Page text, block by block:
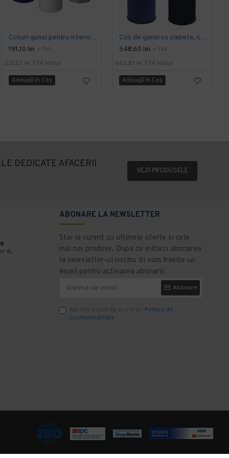
Cosuri gunoi pentru interior, metalice
191,10 lei + TVA
231,23 lei TVA inclus
Adaugă în Coş
Cos de gunoi cu clapeta, capacitate 55L
548,60 lei + TVA
663,81 lei TVA inclus
Adaugă în Coş
DEDICATE AFACERII
VEZI PRODUSELE
6,
ABONARE LA NEWSLETTER
Stai la curent cu ultimele oferte si cele
mai noi produse. Dupa ce initiezi abonarea
la newsletter-ul nostru iti vom trimite un
email pentru activarea abonarii.
Abonare
Am citit şi sunt de acord cu Politica de
Confidentialitate